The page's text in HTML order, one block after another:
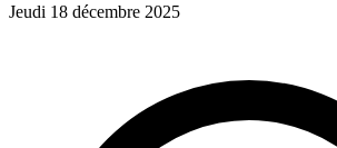
Jeudi 18 décembre 2025